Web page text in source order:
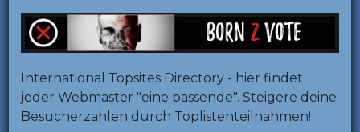
International Topsites Directory - hier findet
jeder Webmaster "eine passende". Steigere deine
Besucherzahlen durch Toplistenteilnahmen!